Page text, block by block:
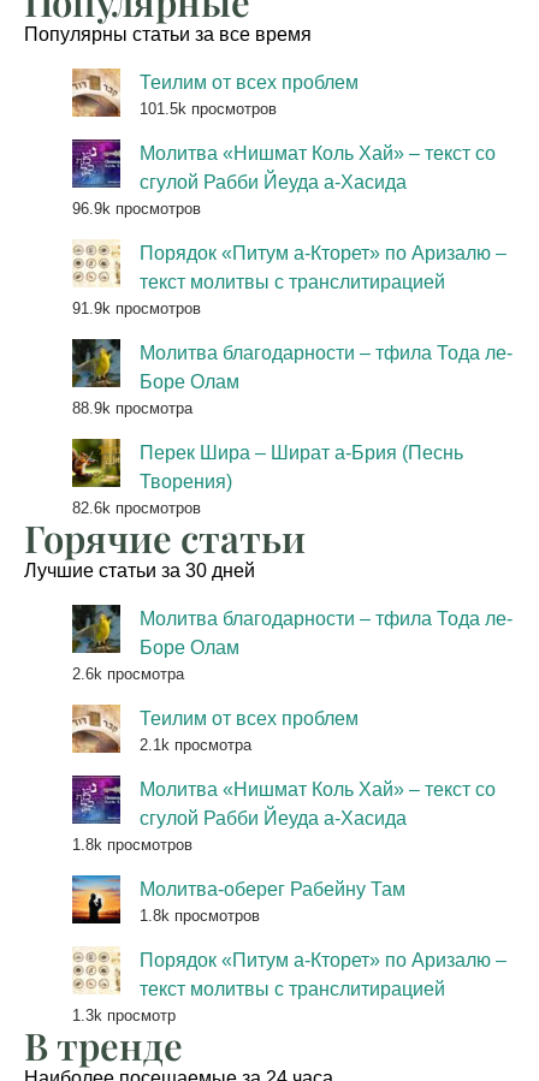
Популярны статьи за все время
Теилим от всех проблем
101.5k просмотров
Молитва «Нишмат Коль Хай» – текст со
сгулой Рабби Йеуда а-Хасида
96.9k просмотров
Порядок «Питум а-Кторет» по Аризалю –
текст молитвы с транслитирацией
91.9k просмотров
Молитва благодарности – тфила Тода ле-
Боре Олам
88.9k просмотра
Перек Шира – Шират а-Брия (Песнь
Творения)
82.6k просмотров
Горячие статьи
Лучшие статьи за 30 дней
Молитва благодарности – тфила Тода ле-
Боре Олам
2.6k просмотра
Теилим от всех проблем
2.1k просмотра
Молитва «Нишмат Коль Хай» – текст со
сгулой Рабби Йеуда а-Хасида
1.8k просмотров
Молитва-оберег Рабейну Там
1.8k просмотров
Порядок «Питум а-Кторет» по Аризалю –
текст молитвы с транслитирацией
1.3k просмотр
В тренде